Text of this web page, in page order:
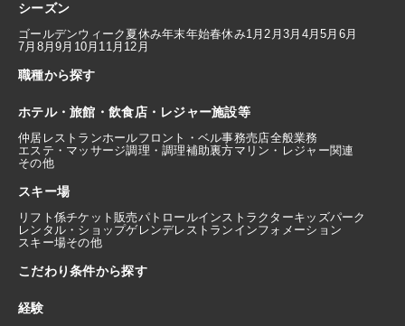
シーズン
ゴールデンウィーク 夏休み年末年始春休み1月2月3月 4月5月 6月
7月 8月9月 10月 11月 12月
職種から探す
ホテル・旅館・飲食店・レジャー施設等
仲居 レストランホールフロント・ベル事務売店全般業務
エステ・マッサージ調理・調理補助裏方マリン・レジャー関連
その他
スキー場
リフト係チケット販売パトロールインストラクターキッズパーク
レンタル・ショップゲレンデレストラン インフォメーション
スキー場その他
こだわり条件から探す
経験